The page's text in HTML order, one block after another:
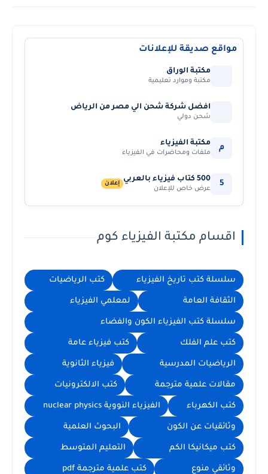
مواقع صديقة للإعلانات
مكتبة الوراق
مكتبة وموارد تعليمية
افضل شركة شحن الي مصر من الرياض
شحن دولي
م مكتبة الفيزياء
ملفات ومحاضرات في الفيزياء
5 500 كتاب فيزياء بالعربي
عرض خاص للإعلان
إعلان
اقسام مكتبة الفيزياء كوم
سلسلة كتب تاريخ الفيزياء كتب الرياضيات
الثقافة العامة لمعلمي الفيزياء
سلسلة كتب الفيزياء الكون والفضاء
كتب علم الفلك كتب فيزياء عامة
الرياضيات المدرسية فيزياء الثانوية
مقالات علمية مترجمة كتب الالكترونيات
كتب الكهرباء الفيزياء النووية nuclear physics
وثائقيات عن الكون البحوث العلمية
كتب ميكانيكا الكم التعليم المتوسط
وثائقي منوع كتب علمية مترجمة pdf